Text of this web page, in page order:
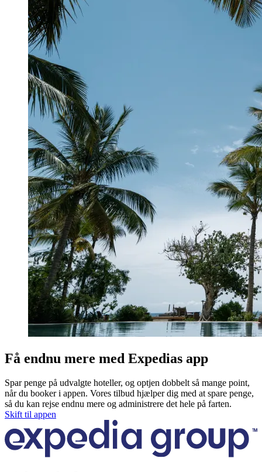
Få endnu mere med Expedias app
Spar penge på udvalgte hoteller, og optjen dobbelt så mange point,
når du booker i appen. Vores tilbud hjælper dig med at spare penge,
så du kan rejse endnu mere og administrere det hele på farten.
Skift til appen